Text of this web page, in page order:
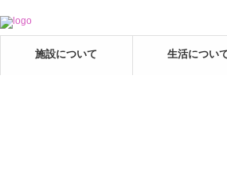
施設について 生活につい